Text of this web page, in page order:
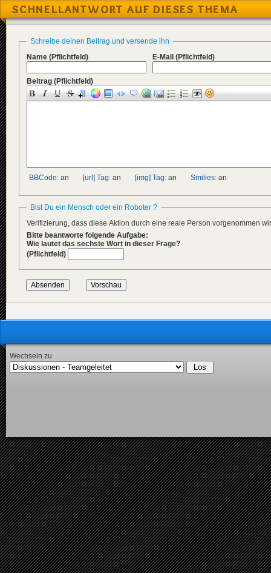
SCHNELLANTWORT AUF DIESES THEMA
Schreibe deinen Beitrag und versende ihn
Name (Pflichtfeld) E-Mail (Pflichtfeld)
Beitrag (Pflichtfeld)
BBCode: an [url] Tag: an [img] Tag: an Smilies: an
Bist Du ein Mensch oder ein Roboter ?
Verifizierung, dass diese Aktion durch eine reale Person vorgenommen
Bitte beantworte folgende Aufgabe:
Wie lautet das sechste Wort in dieser Frage?
(Pflichtfeld)
Wechseln zu